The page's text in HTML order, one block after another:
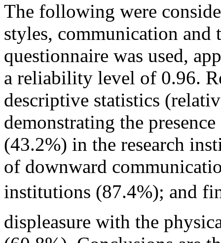
The following were
styles, communication
questionnaire was used,
a reliability level of 0.96.
descriptive statistics
demonstrating the
(43.2%) in the research
of downward
institutions (87.4%); and
displeasure with the